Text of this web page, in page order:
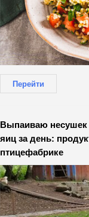
Перейти
Выпаиваю
яиц за день:
птицефабрике